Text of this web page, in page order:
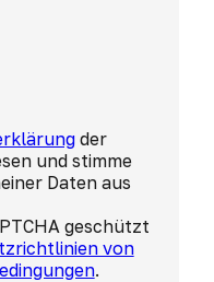
der
und stimme
Daten aus
geschützt
von
.